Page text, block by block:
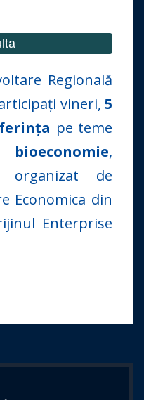
Regională
vineri, 5
pe teme
bioeconomie,
organizat de
Economica din
Enterprise
pagina